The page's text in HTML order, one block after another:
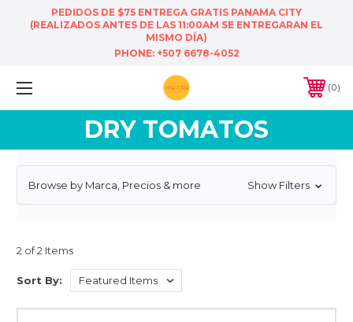
PEDIDOS DE $75 ENTREGA GRATIS PANAMA CITY
(REALIZADOS ANTES DE LAS 11:00AM SE ENTREGARAN EL
MISMO DÍA)
PHONE: +507 6678-4052
0
DRY TOMATOS
Browse by Marca, Precios & more Show Filters
2 of 2 Items
Sort By: